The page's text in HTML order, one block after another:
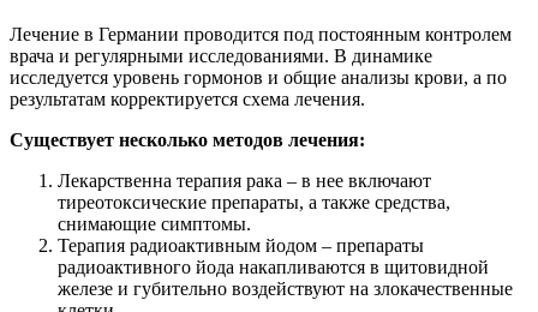
Лечение в Германии проводится под постоянным контролем
врача и регулярными исследованиями. В динамике
исследуется уровень гормонов и общие анализы крови, а по
результатам корректируется схема лечения.
Существует несколько методов лечения:
Лекарственна терапия рака – в нее включают
тиреотоксические препараты, а также средства,
снимающие симптомы.
Терапия радиоактивным йодом – препараты
радиоактивного йода накапливаются в щитовидной
железе и губительно воздействуют на злокачественные